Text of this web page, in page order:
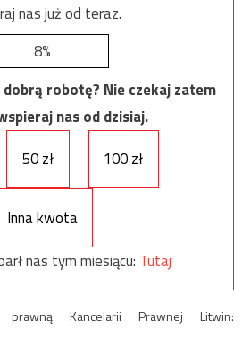
nas już od teraz.
8%
robotę? Nie czekaj zatem
nas od dzisiaj.
50 zł 100 zł
Inna kwota
nas tym miesiącu: Tutaj
Kancelarii Prawnej Litwin: